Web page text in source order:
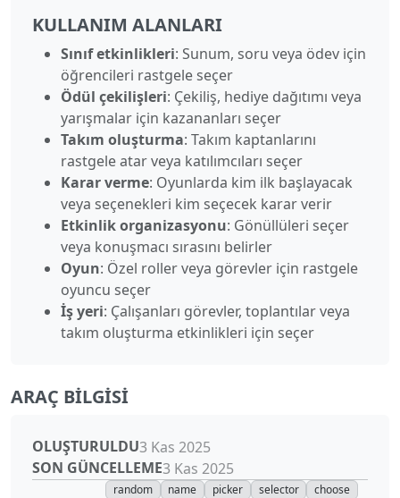
KULLANIM ALANLARI
Sınıf etkinlikleri: Sunum, soru veya ödev için
öğrencileri rastgele seçer
Ödül çekilişleri: Çekiliş, hediye dağıtımı veya
yarışmalar için kazananları seçer
Takım oluşturma: Takım kaptanlarını
rastgele atar veya katılımcıları seçer
Karar verme: Oyunlarda kim ilk başlayacak
veya seçenekleri kim seçecek karar verir
Etkinlik organizasyonu: Gönüllüleri seçer
veya konuşmacı sırasını belirler
Oyun: Özel roller veya görevler için rastgele
oyuncu seçer
İş yeri: Çalışanları görevler, toplantılar veya
takım oluşturma etkinlikleri için seçer
ARAÇ BILGISI
OLUŞTURULDU3 Kas 2025
SON GÜNCELLEME3 Kas 2025
random name picker selector
choose